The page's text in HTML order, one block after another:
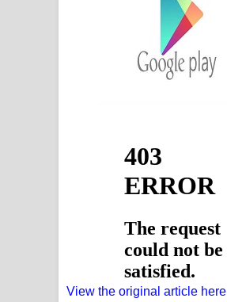
View the original article here